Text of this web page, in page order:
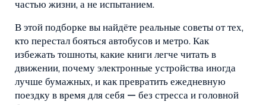
частью жизни, а не испытанием.
В этой подборке вы найдёте реальные советы от тех,
кто перестал бояться автобусов и метро. Как
избежать тошноты, какие книги легче читать в
движении, почему электронные устройства иногда
лучше бумажных, и как превратить ежедневную
поездку в время для себя — без стресса и головной